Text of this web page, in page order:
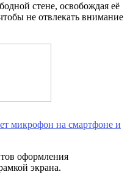
стене, освобождая её
не отвлекать внимание
микрофон на смартфоне и
оформления
экрана.